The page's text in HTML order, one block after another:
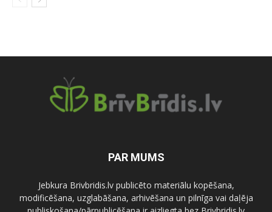
PAR MUMS
Jebkura Brivbridis.lv publicēto materiālu kopēšana,
modificēšana, uzglabāšana, arhivēšana un pilnīga vai daļēja